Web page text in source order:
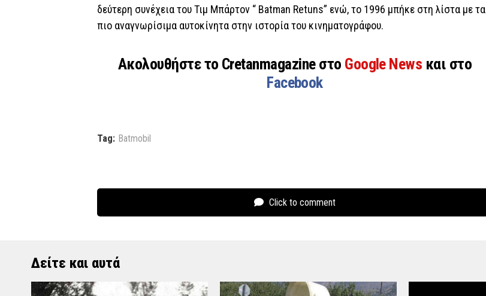
δεύτερη συνέχεια του Τιμ Μπάρτον “ Batman Retuns” ενώ, το 1996 μπήκε στη λίστα με τα
πιο αναγνωρίσιμα αυτοκίνητα στην ιστορία του κινηματογράφου.
Ακολουθήστε το Cretanmagazine στο Google News και στο
Facebook
Tag: Batmobil
Click to comment
Δείτε και αυτά